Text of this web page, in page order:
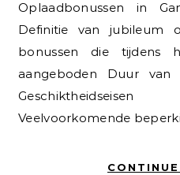
Oplaadbonussen in
Definitie van jubileum
bonussen die tijdens
aangeboden Duur van
Veelvoorkomende